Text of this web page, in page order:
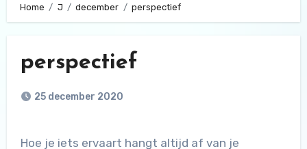
Home J december perspectief
perspectief
25 december 2020
Hoe je iets ervaart hangt altijd af van je